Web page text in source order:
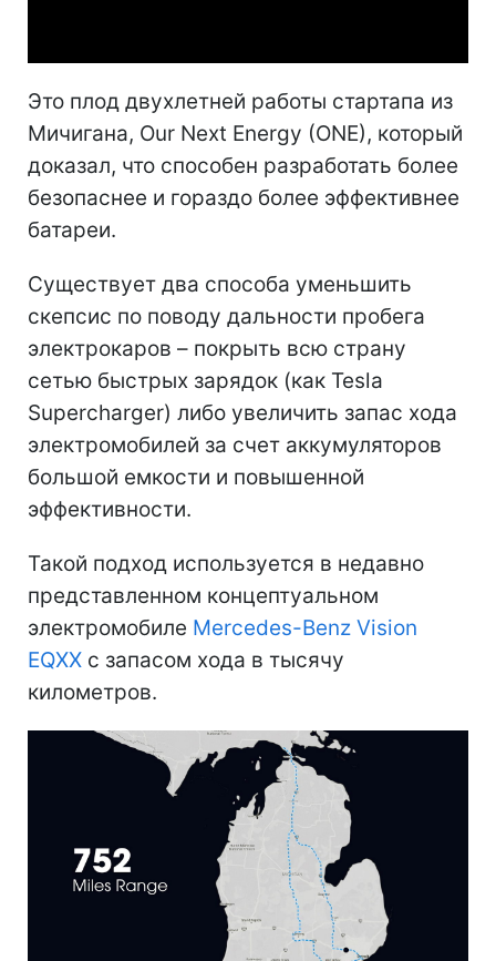
Это плод двухлетней работы стартапа из
Мичигана, Our Next Energy (ONE), который
доказал, что способен разработать более
безопаснее и гораздо более эффективнее
батареи.
Существует два способа уменьшить
скепсис по поводу дальности пробега
электрокаров – покрыть всю страну
сетью быстрых зарядок (как Tesla
Supercharger) либо увеличить запас хода
электромобилей за счет аккумуляторов
большой емкости и повышенной
эффективности.
Такой подход используется в недавно
представленном концептуальном
электромобиле Mercedes-Benz Vision
EQXX с запасом хода в тысячу
километров.